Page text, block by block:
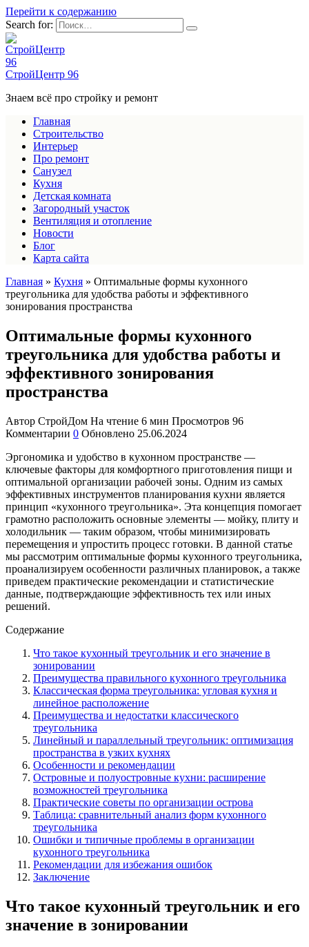
Перейти к содержанию
Search for:
СтройЦентр 96
Знаем всё про стройку и ремонт
Главная
Строительство
Интерьер
Про ремонт
Санузел
Кухня
Детская комната
Загородный участок
Вентиляция и отопление
Новости
Блог
Карта сайта
Главная » Кухня » Оптимальные формы кухонного
треугольника для удобства работы и эффективного
зонирования пространства
Оптимальные формы кухонного
треугольника для удобства работы и
эффективного зонирования
пространства
Автор СтройДом На чтение 6 мин Просмотров 96
Комментарии 0 Обновлено 25.06.2024
Эргономика и удобство в кухонном пространстве —
ключевые факторы для комфортного приготовления пищи и
оптимальной организации рабочей зоны. Одним из самых
эффективных инструментов планирования кухни является
принцип «кухонного треугольника». Эта концепция помогает
грамотно расположить основные элементы — мойку, плиту и
холодильник — таким образом, чтобы минимизировать
перемещения и упростить процесс готовки. В данной статье
мы рассмотрим оптимальные формы кухонного треугольника,
проанализируем особенности различных планировок, а также
приведем практические рекомендации и статистические
данные, подтверждающие эффективность тех или иных
решений.
Содержание
Что такое кухонный треугольник и его значение в
зонировании
Преимущества правильного кухонного треугольника
Классическая форма треугольника: угловая кухня и
линейное расположение
Преимущества и недостатки классического
треугольника
Линейный и параллельный треугольник: оптимизация
пространства в узких кухнях
Особенности и рекомендации
Островные и полуостровные кухни: расширение
возможностей треугольника
Практические советы по организации острова
Таблица: сравнительный анализ форм кухонного
треугольника
Ошибки и типичные проблемы в организации
кухонного треугольника
Рекомендации для избежания ошибок
Заключение
Что такое кухонный треугольник и его
значение в зонировании